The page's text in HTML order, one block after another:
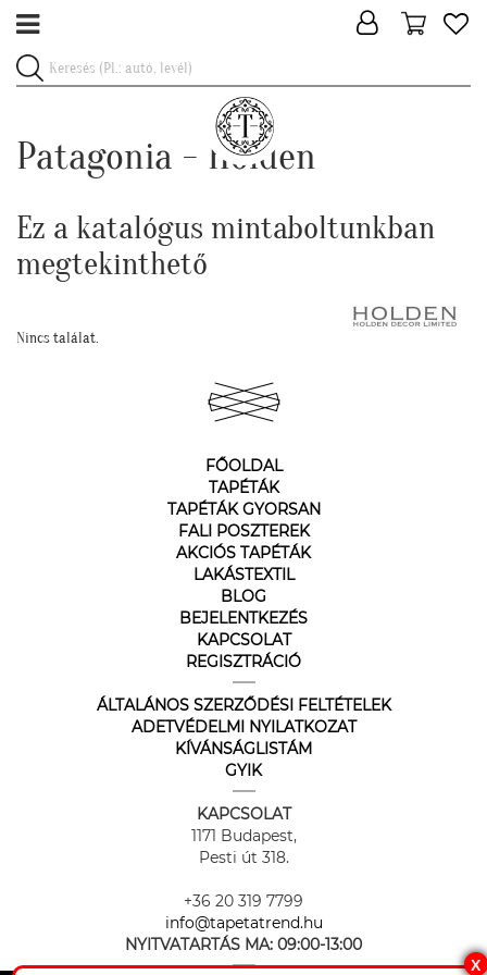
Patagonia - Holden
Ez a katalógus mintaboltunkban
megtekinthető
Nincs találat.
FŐOLDAL
TAPÉTÁK
TAPÉTÁK GYORSAN
FALI POSZTEREK
AKCIÓS TAPÉTÁK
LAKÁSTEXTIL
BLOG
BEJELENTKEZÉS
KAPCSOLAT
REGISZTRÁCIÓ
ÁLTALÁNOS SZERZŐDÉSI FELTÉTELEK
ADETVÉDELMI NYILATKOZAT
KÍVÁNSÁGLISTÁM
GYIK
KAPCSOLAT
1171 Budapest,
Pesti út 318.
+36 20 319 7799
info@tapetatrend.hu
NYITVATARTÁS MA: 09:00-13:00
X